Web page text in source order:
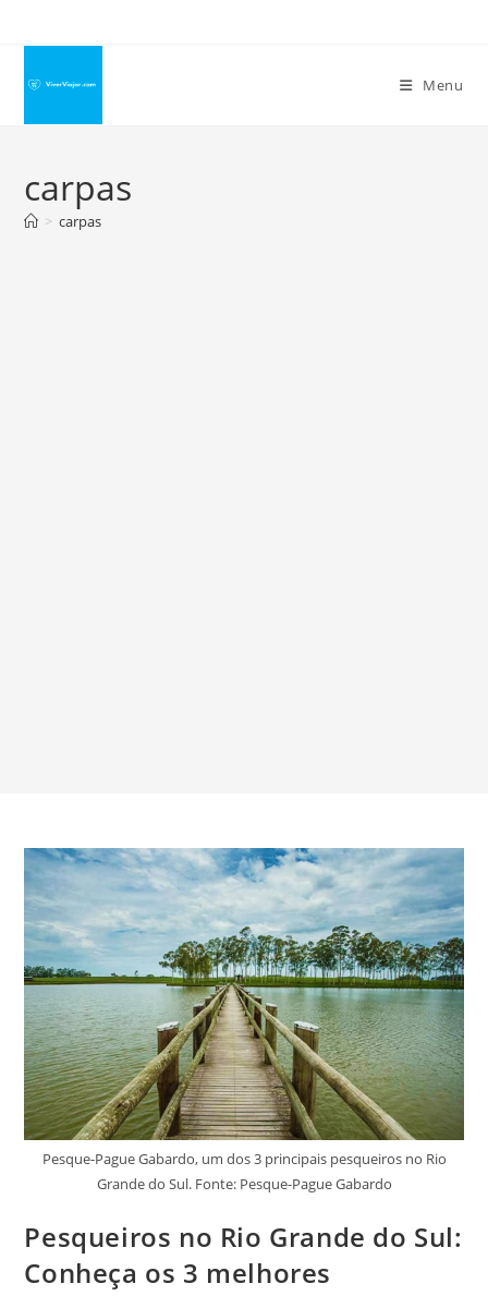
conteúdo
Menu
carpas
> carpas
Pesque-Pague Gabardo, um dos 3 principais pesqueiros no Rio
Grande do Sul. Fonte: Pesque-Pague Gabardo
Pesqueiros no Rio Grande do Sul:
Conheça os 3 melhores